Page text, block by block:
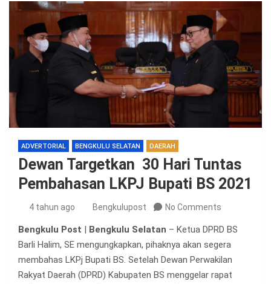
ADVERTORIAL BENGKULU SELATAN DAERAH
Dewan Targetkan 30 Hari Tuntas
Pembahasan LKPJ Bupati BS 2021
4 tahun ago Bengkulupost No Comments
Bengkulu Post Bengkulu Selatan – Ketua DPRD BS
Barli Halim, SE mengungkapkan, pihaknya akan segera
membahas LKPj Bupati BS. Setelah Dewan Perwakilan
Rakyat Daerah (DPRD) Kabupaten BS menggelar rapat